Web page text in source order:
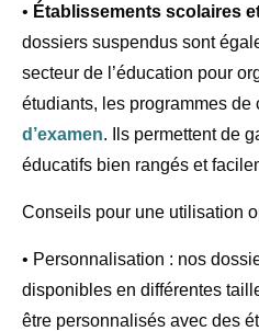
• Établissements scolaires
dossiers suspendus sont
secteur de l’éducation pour
étudiants, les programmes de
d’examen. Ils permettent de
éducatifs bien rangés et
Conseils pour une utilisation
• Personnalisation : nos
disponibles en différentes
être personnalisés avec des